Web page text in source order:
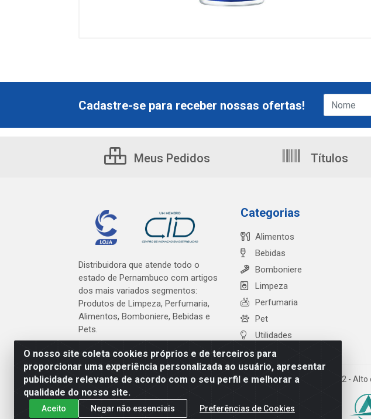
O nosso site coleta cookies próprios e de terceiros para
proporcionar uma experiência personalizada ao usuário, apresentar
publicidade relevante de acordo com o seu perfil e melhorar a
qualidade do nosso site.
Aceito Negar não essenciais Preferências de Cookies
Cadastre-se para receber nossas ofertas!
Meus Pedidos Títulos
Distribuidora que atende todo o
estado de Pernambuco com artigos
dos mais variados segmentos:
Produtos de Limpeza, Perfumaria,
Alimentos, Bomboniere, Bebidas e
Pets.
Categorias
Alimentos
Bebidas
Bomboniere
Limpeza
Perfumaria
Pet
Utilidades
Cardeal Distribuidora - Estrada Alto do Moura, 582 -